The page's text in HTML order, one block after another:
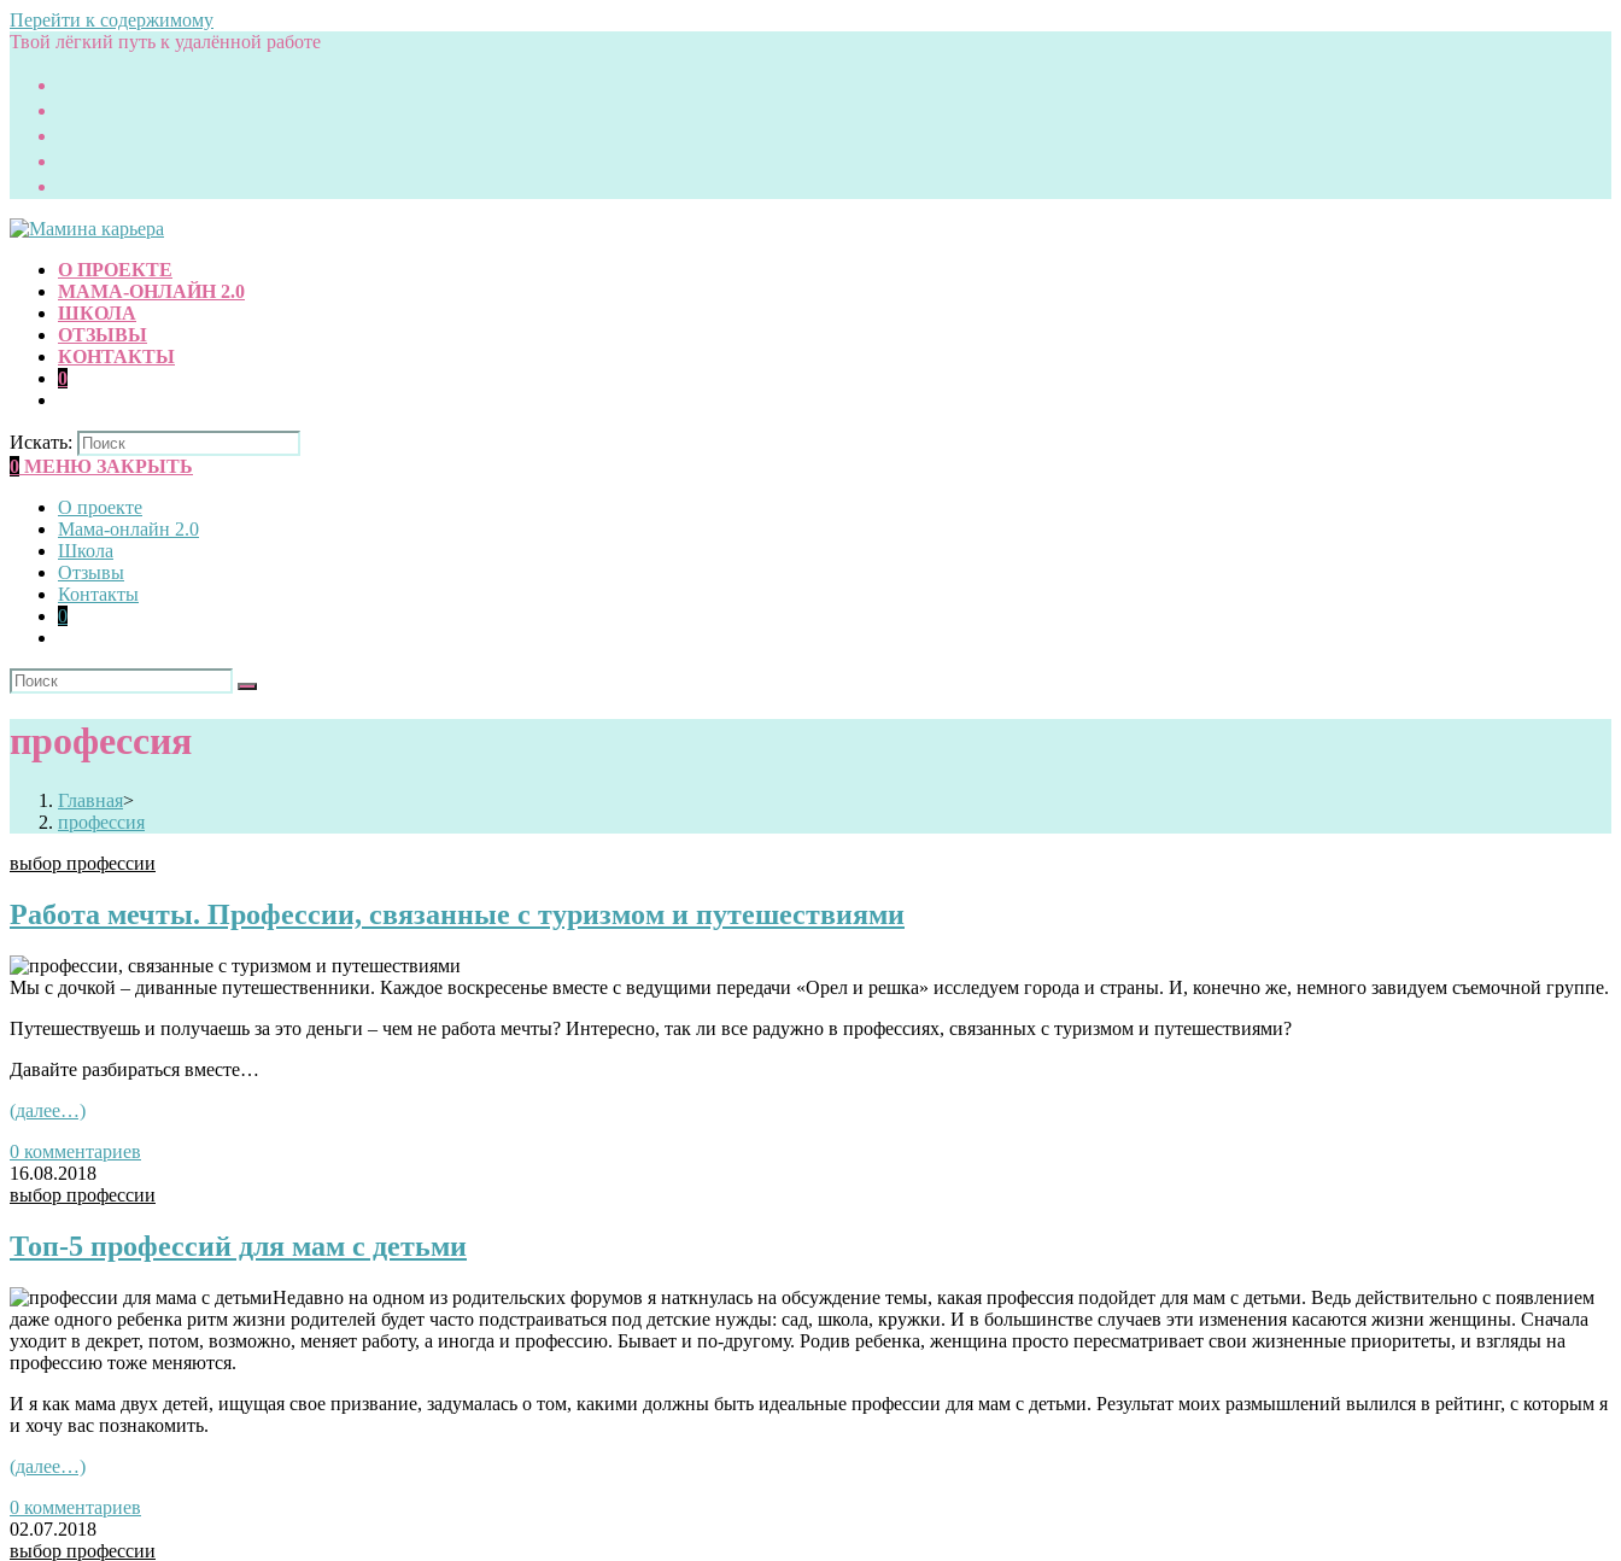
Перейти к содержимому
Твой лёгкий путь к удалённой работе
О ПРОЕКТЕ
МАМА-ОНЛАЙН 2.0
ШКОЛА
ОТЗЫВЫ
КОНТАКТЫ
0
Искать:
0 МЕНЮ ЗАКРЫТЬ
О проекте
Мама-онлайн 2.0
Школа
Отзывы
Контакты
0
профессия
Главная>
профессия
выбор профессии
Работа мечты. Профессии, связанные с туризмом и путешествиями
Мы с дочкой – диванные путешественники. Каждое воскресенье вместе с ведущими передачи «Орел и решка» исследуем города и страны. И, конечно же, немного завидуем съемочной группе.
Путешествуешь и получаешь за это деньги – чем не работа мечты? Интересно, так ли все радужно в профессиях, связанных с туризмом и путешествиями?
Давайте разбираться вместе…
(далее…)
0 комментариев
16.08.2018
выбор профессии
Топ-5 профессий для мам с детьми
Недавно на одном из родительских форумов я наткнулась на обсуждение темы, какая профессия подойдет для мам с детьми. Ведь действительно с появлением
даже одного ребенка ритм жизни родителей будет часто подстраиваться под детские нужды: сад, школа, кружки. И в большинстве случаев эти изменения касаются жизни женщины. Сначала
уходит в декрет, потом, возможно, меняет работу, а иногда и профессию. Бывает и по-другому. Родив ребенка, женщина просто пересматривает свои жизненные приоритеты, и взгляды на
профессию тоже меняются.
И я как мама двух детей, ищущая свое призвание, задумалась о том, какими должны быть идеальные профессии для мам с детьми. Результат моих размышлений вылился в рейтинг, с которым я
и хочу вас познакомить.
(далее…)
0 комментариев
02.07.2018
выбор профессии